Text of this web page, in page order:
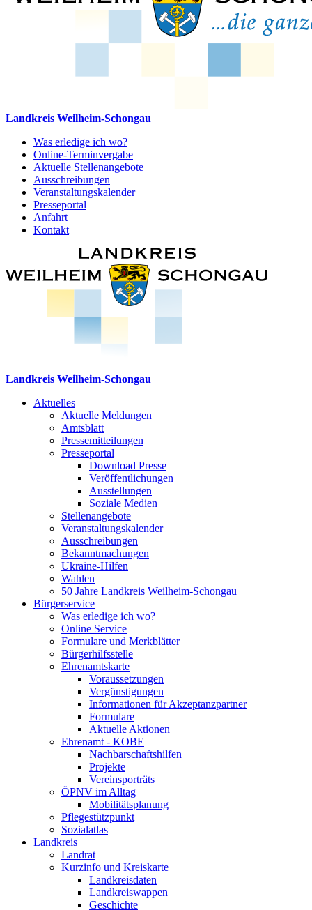
Landkreis Weilheim-Schongau
Was erledige ich wo?
Online-Terminvergabe
Aktuelle Stellenangebote
Ausschreibungen
Veranstaltungskalender
Presseportal
Anfahrt
Kontakt
Landkreis Weilheim-Schongau
Aktuelles
Aktuelle Meldungen
Amtsblatt
Pressemitteilungen
Presseportal
Download Presse
Veröffentlichungen
Ausstellungen
Soziale Medien
Stellenangebote
Veranstaltungskalender
Ausschreibungen
Bekanntmachungen
Ukraine-Hilfen
Wahlen
50 Jahre Landkreis Weilheim-Schongau
Bürgerservice
Was erledige ich wo?
Online Service
Formulare und Merkblätter
Bürgerhilfsstelle
Ehrenamtskarte
Voraussetzungen
Vergünstigungen
Informationen für Akzeptanzpartner
Formulare
Aktuelle Aktionen
Ehrenamt - KOBE
Nachbarschaftshilfen
Projekte
Vereinsporträts
ÖPNV im Alltag
Mobilitätsplanung
Pflegestützpunkt
Sozialatlas
Landkreis
Landrat
Kurzinfo und Kreiskarte
Landkreisdaten
Landkreiswappen
Geschichte